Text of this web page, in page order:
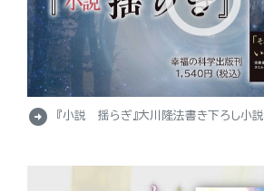
arrow_circle_right 『小説 揺らぎ』大川隆法書き下ろし小説